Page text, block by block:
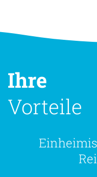
Ihre
Vorteile